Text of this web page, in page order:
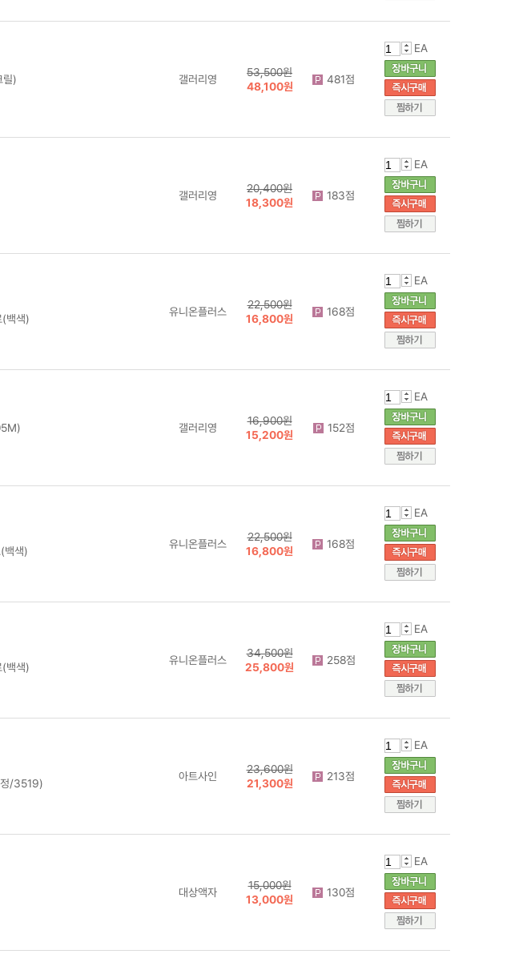
릴)
갤러리영
53,500원
48,100원
481점
EA
갤러리영
20,400원
18,300원
183점
EA
백색)
유니온플러스
22,500원
16,800원
168점
EA
갤러리영
16,900원
15,200원
152점
EA
백색)
유니온플러스
22,500원
16,800원
168점
EA
백색)
유니온플러스
34,500원
25,800원
258점
EA
정/3519)
아트사인
23,600원
21,300원
213점
EA
대상액자
15,000원
13,000원
130점
EA